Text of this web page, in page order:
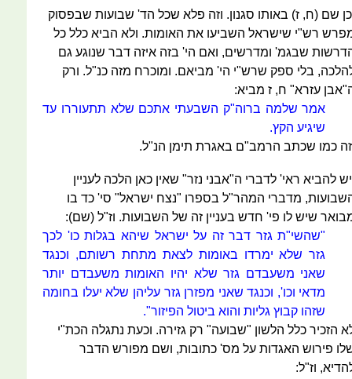
שם (ח, ז) באותו סגנון. וזה פלא שכל הד' שבועות שבפסוק
רש"י שישראל השביעו את האומות. ולא הביא כלל כל
שבגמ' ומדרשים, ואם הי' בזה איזה דבר שנוגע גם
בלי ספק שרש"י הי' מביאם. ומוכרח מזה כנ"ל. ורק
עזרא" ח, ז מביא:
אמר שלמה ברוה"ק השבעתי אתכם שלא תתעוררו עד
שיגיע הקץ.
כמו שכתב הרמב"ם באגרת תימן הנ"ל.
להביא ראי' לדברי ה"אבני נזר" שאין כאן הלכה לעניין
מדברי המהר"ל בספרו "נצח ישראל" סי' כד בו
שיש לו פי' חדש בעניין זה של השבועות. וז"ל (שם):
"שהשי"ת גזר דבר זה על ישראל שיהא בגלות כו' לכך
גזר שלא ימרדו באומות לצאת מתחת רשותם, וכנגד
שאני משעבדם גזר שלא יהיו האומות משעבדם יותר
מדאי וכו', וכנגד שאני מפזרן גזר עליהן שלא יעלו בחומה
שזהו קבוץ גליות והוא ביטול הפיזור".
הזכיר כלל הלשון "שבועה" רק גזירה. וכעת נתגלה הכת"י
פירוש האגדות על מס' כתובות, ושם מפורש הדבר
וז"ל: